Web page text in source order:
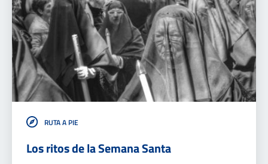
RUTA A PIE
Los ritos de la Semana Santa